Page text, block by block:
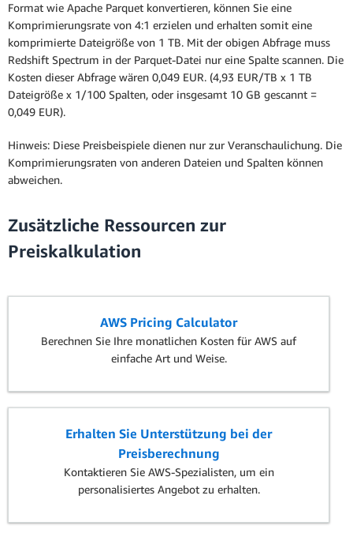
Format wie Apache Parquet konvertieren, können Sie eine
Komprimierungsrate von 4:1 erzielen und erhalten somit eine
komprimierte Dateigröße von 1 TB. Mit der obigen Abfrage muss
Redshift Spectrum in der Parquet-Datei nur eine Spalte scannen. Die
Kosten dieser Abfrage wären 0,049 EUR. (4,93 EUR/TB x 1 TB
Dateigröße x 1/100 Spalten, oder insgesamt 10 GB gescannt =
0,049 EUR).
Hinweis: Diese Preisbeispiele dienen nur zur Veranschaulichung. Die
Komprimierungsraten von anderen Dateien und Spalten können
abweichen.
Zusätzliche Ressourcen zur
Preiskalkulation
AWS Pricing Calculator
Berechnen Sie Ihre monatlichen Kosten für AWS auf
einfache Art und Weise.
Erhalten Sie Unterstützung bei der
Preisberechnung
Kontaktieren Sie AWS-Spezialisten, um ein
personalisiertes Angebot zu erhalten.